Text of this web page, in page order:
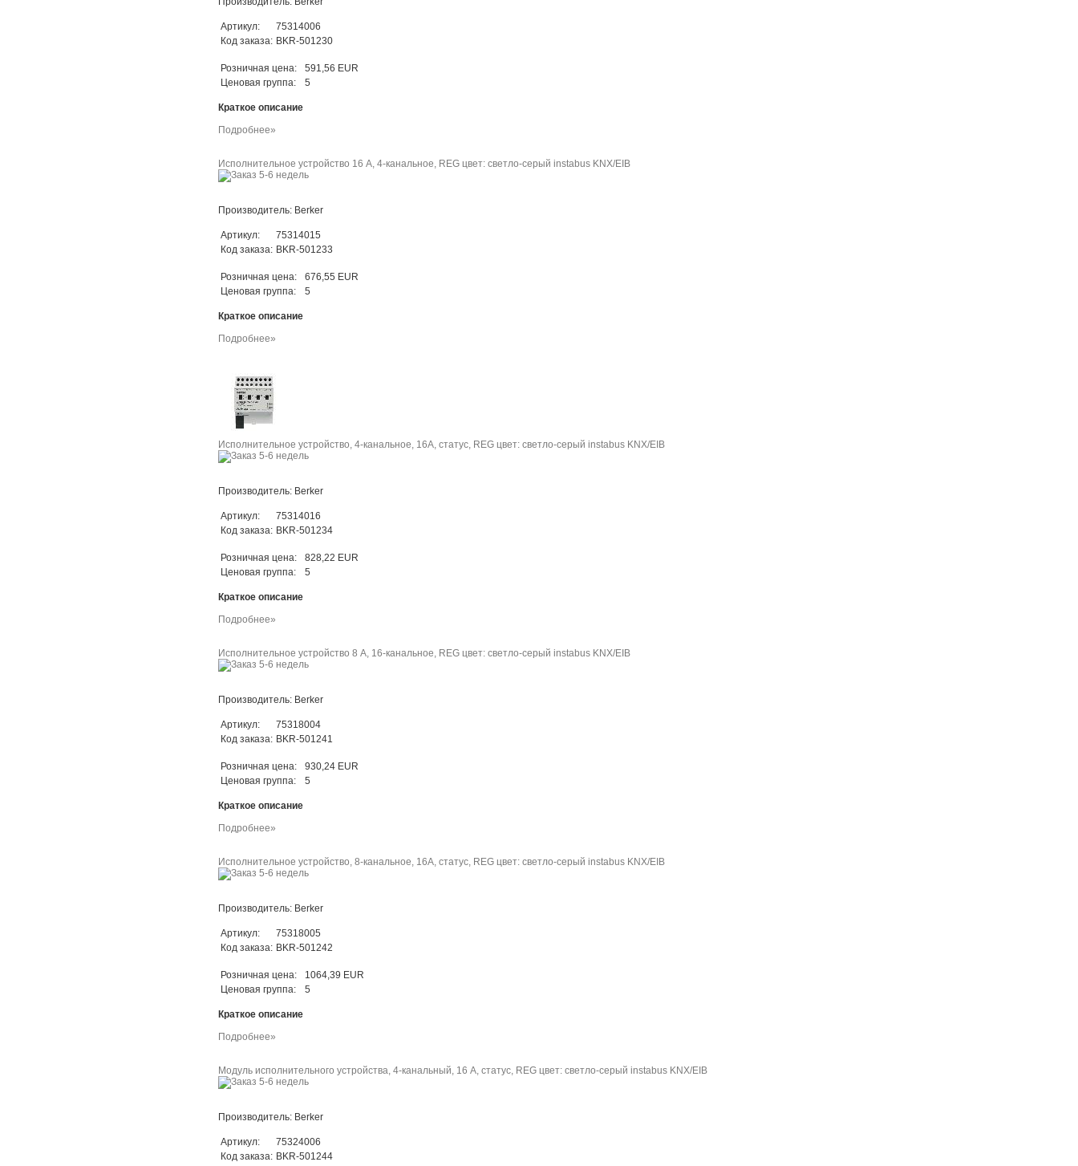
Артикул:
75314006
Код заказа: BKR-501230
Розничная цена:
591,56 EUR
Ценовая группа:
5
Краткое описание
Подробнее»
Исполнительное устройство 16 А, 4-канальное, REG цвет: светло-серый instabus KNX/EIB
Производитель: Berker
Артикул:
75314015
Код заказа: BKR-501233
Розничная цена:
676,55 EUR
Ценовая группа:
5
Краткое описание
Подробнее»
Исполнительное устройство, 4-канальное, 16A, статус, REG цвет: светло-серый instabus KNX/EIB
Производитель: Berker
Артикул:
75314016
Код заказа: BKR-501234
Розничная цена:
828,22 EUR
Ценовая группа:
5
Краткое описание
Подробнее»
Исполнительное устройство 8 А, 16-канальное, REG цвет: светло-серый instabus KNX/EIB
Производитель: Berker
Артикул:
75318004
Код заказа: BKR-501241
Розничная цена:
930,24 EUR
Ценовая группа:
5
Краткое описание
Подробнее»
Исполнительное устройство, 8-канальное, 16A, статус, REG цвет: светло-серый instabus KNX/EIB
Производитель: Berker
Артикул:
75318005
Код заказа: BKR-501242
Розничная цена:
1064,39 EUR
Ценовая группа:
5
Краткое описание
Подробнее»
Модуль исполнительного устройства, 4-канальный, 16 А, статус, REG цвет: светло-серый instabus KNX/EIB
Производитель: Berker
Артикул:
75324006
Код заказа: BKR-501244